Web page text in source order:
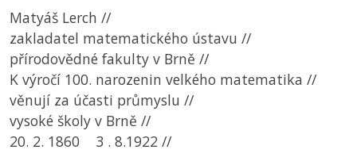
Matyáš Lerch //
zakladatel matematického ústavu //
přírodovědné fakulty v Brně //
K výročí 100. narozenin velkého matematika //
věnují za účasti průmyslu //
vysoké školy v Brně //
20. 2. 1860 3 . 8.1922 //